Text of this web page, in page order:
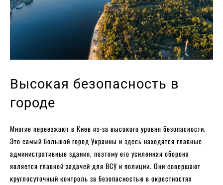
Высокая безопасность в
городе
Многие переезжают в Киев из-за высокого уровня безопасности.
Это самый большой город Украины и здесь находятся главные
административные здания, поэтому его усиленная оборона
является главной задачей для ВСУ и полиции. Они совершают
круглосуточный контроль за безопасностью в окрестностях